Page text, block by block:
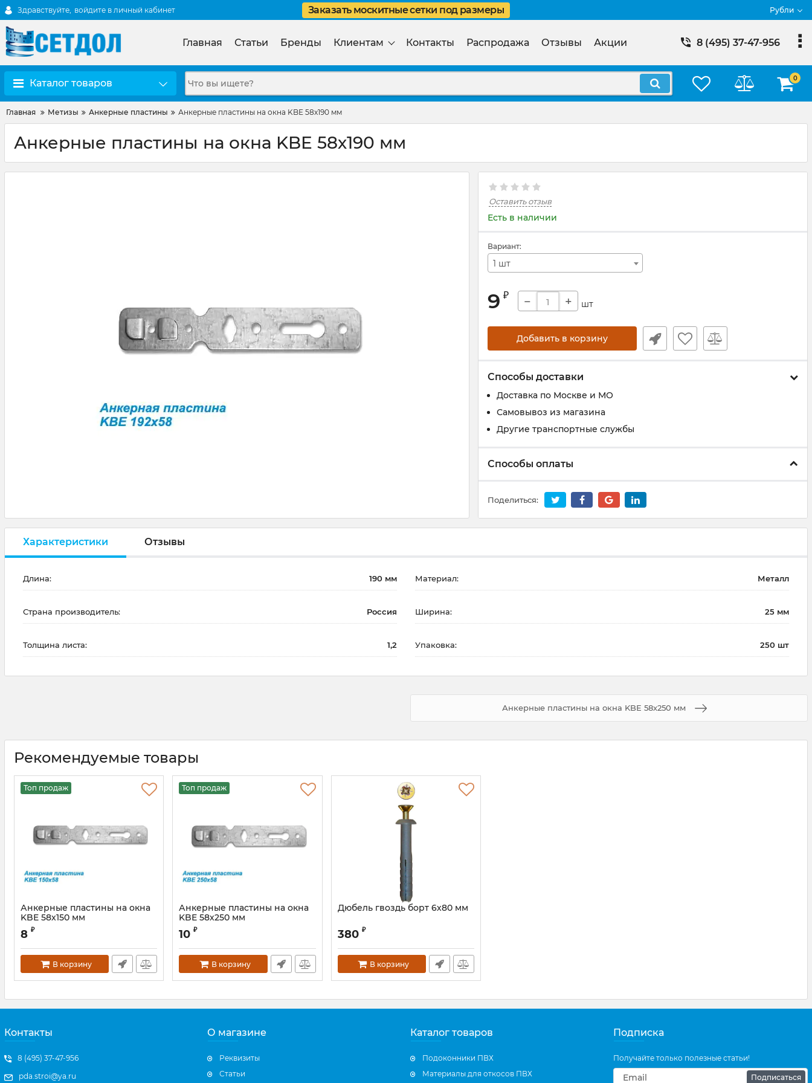
Здравствуйте, войдите в личный кабинет Заказать москитные сетки под размеры Рубли
Главная Статьи Бренды Клиентам Контакты Распродажа Отзывы Акции 8 (495) 37-47-956
Каталог товаров 0
Главная Метизы Анкерные пластины Анкерные пластины на окна KBE 58х190 мм
Анкерные пластины на окна KBE 58х190 мм
Оставить отзыв
Есть в наличии
Вариант:
1 шт
9 ₽ − + шт
Добавить в корзину
Способы доставки
Доставка по Москве и МО
Самовывоз из магазина
Другие транспортные службы
Способы оплаты
Поделиться:
Характеристики Отзывы
Длина: 190 мм Материал: Металл
Страна производитель: Россия Ширина: 25 мм
Толщина листа: 1,2 Упаковка: 250 шт
Анкерные пластины на окна KBE 58х250 мм
Рекомендуемые товары
Топ продаж
Анкерные пластины на окна
KBE 58х150 мм
8 ₽
В корзину
Топ продаж
Анкерные пластины на окна
KBE 58х250 мм
10 ₽
В корзину
Дюбель гвоздь борт 6х80 мм
380 ₽
В корзину
Контакты
8 (495) 37-47-956
pda.stroi@ya.ru
О магазине
Реквизиты
Статьи
Каталог товаров
Подоконники ПВХ
Материалы для откосов ПВХ
Подписка
Получайте только полезные статьи!
Подписаться